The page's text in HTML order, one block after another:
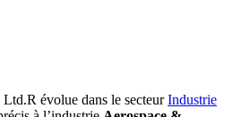
évolue dans le secteurIndustrie